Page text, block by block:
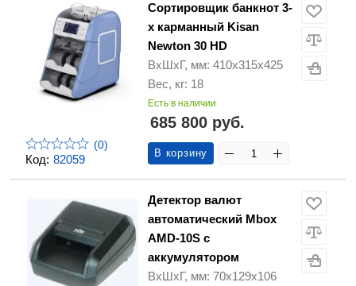
Код: 82059
(0)
Сортировщик банкнот 3-
х карманный Kisan
Newton 30 HD
ВхШхГ, мм: 410х315x425
Вес, кг: 18
Есть в наличии
685 800 руб.
В корзину
Детектор валют
автоматический Mbox
AMD-10S с
аккумулятором
ВхШхГ, мм: 70х129х106